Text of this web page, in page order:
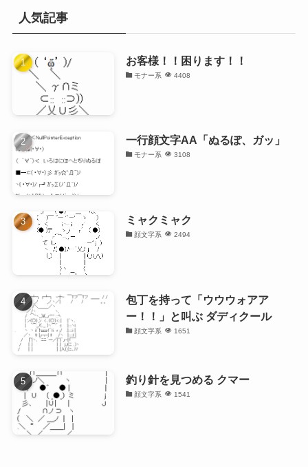
人気記事
お客様！！困ります！！
モナー系 4408
一行顔文字AA「ぬるぽ、ガッ」
モナー系 3108
ミャクミャク
顔文字系 2494
包丁を持って「ウウウォアア
ー！！」と叫ぶ ダディクール
顔文字系 1651
釣り針を見つめる クマー
顔文字系 1541